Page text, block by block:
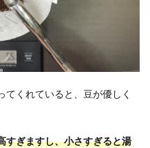
てくれていると、豆が優しく
すぎますし、小さすぎると湯